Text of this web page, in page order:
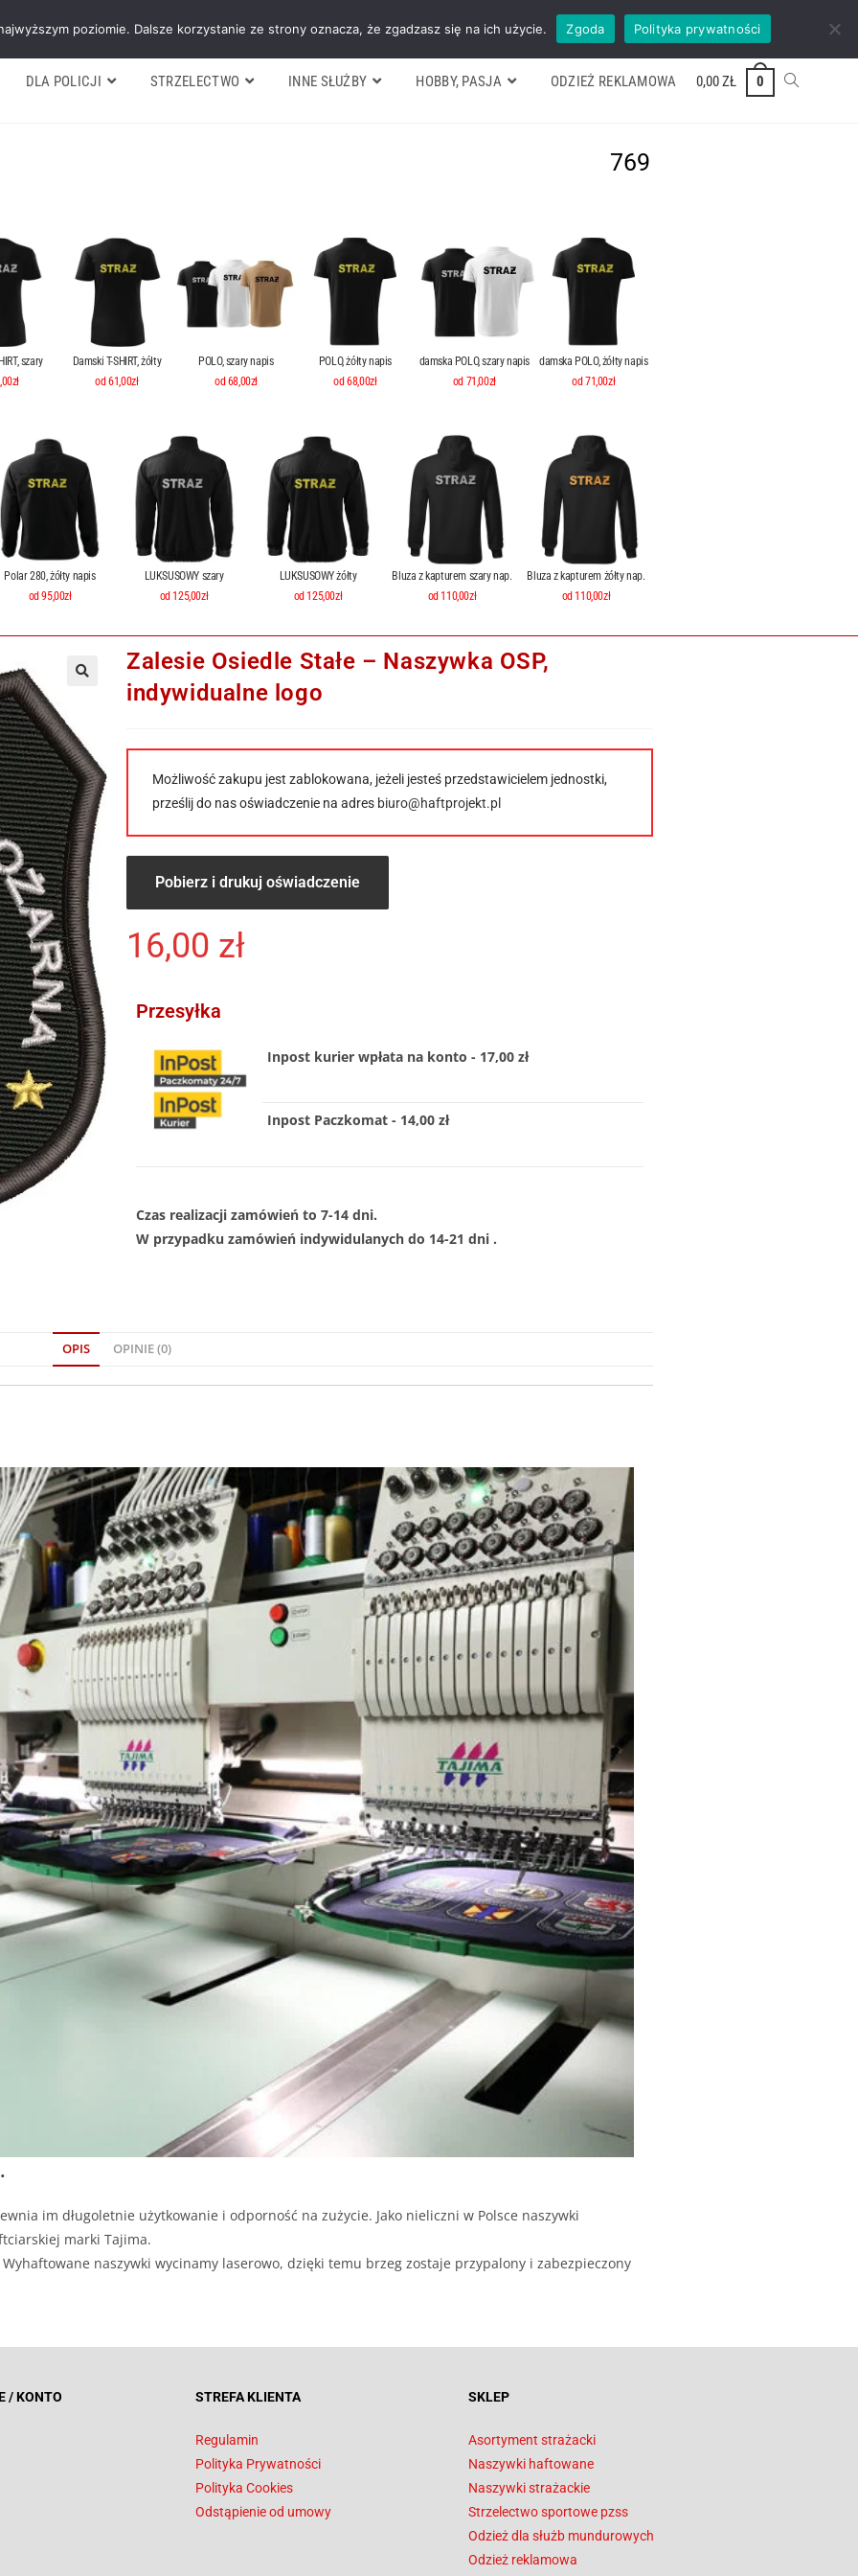
Formularz wyceny Kontakt ZADZWOŃ TEL. 600 352 938
DLA POLICJI STRZELECTWO INNE SŁUŻBY HOBBY, PASJA ODZIEŻ REKLAMOWA 0,00ZŁ 0
769
szary
Damski T-SHIRT, żółty
od 61,00zł
POLO, szary napis
od 68,00zł
POLO, żółty napis
od 68,00zł
damska POLO, szary napis
od 71,00zł
damska POLO, żółty napis
od 71,00zł
Polar 280, żółty napis
od 95,00zł
LUKSUSOWY szary
od 125,00zł
LUKSUSOWY żółty
od 125,00zł
Bluza z kapturem szary nap.
od 110,00zł
Bluza z kapturem żółty nap.
od 110,00zł
Zalesie Osiedle Stałe – Naszywka OSP,
indywidualne logo
Możliwość zakupu jest zablokowana, jeżeli jesteś przedstawicielem jednostki,
prześlij do nas oświadczenie na adres biuro@haftprojekt.pl
Pobierz i drukuj oświadczenie
16,00 zł
Przesyłka
Inpost kurier wpłata na konto - 17,00 zł
Inpost Paczkomat - 14,00 zł
Czas realizacji zamówień to 7-14 dni.
W przypadku zamówień indywidulanych do 14-21 dni .
OPIS OPINIE (0)
im długoletnie użytkowanie i odporność na zużycie. Jako nieliczni w Polsce naszywki
marki Tajima.
naszywki wycinamy laserowo, dzięki temu brzeg zostaje przypalony i zabezpieczony
/ KONTO STREFA KLIENTA
Regulamin
Polityka Prywatności
Polityka Cookies
Odstąpienie od umowy
SKLEP
Asortyment strażacki
Naszywki haftowane
Naszywki strażackie
Strzelectwo sportowe pzss
Odzież dla służb mundurowych
Odzież reklamowa
poziomie. Dalsze korzystanie ze strony oznacza, że zgadzasz się na ich użycie. Zgoda Polityka prywatności